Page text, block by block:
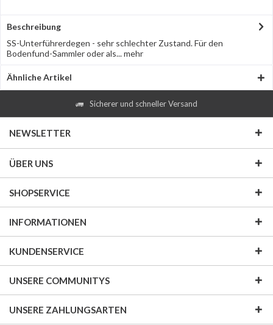
Beschreibung
SS-Unterführerdegen - sehr schlechter Zustand. Für den
Bodenfund-Sammler oder als...mehr
Ähnliche Artikel
Sicherer und schneller Versand
NEWSLETTER
ÜBER UNS
SHOPSERVICE
INFORMATIONEN
KUNDENSERVICE
UNSERE COMMUNITYS
UNSERE ZAHLUNGSARTEN